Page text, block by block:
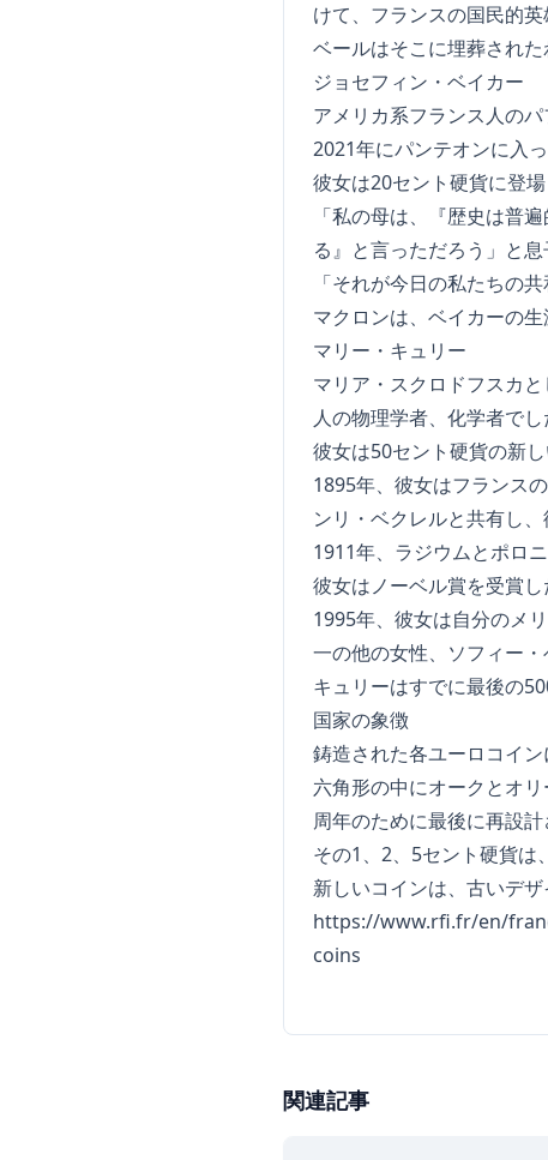
けて、フランスの国民的
ベールはそこに埋葬された
ジョセフィン・ベイカー
アメリカ系フランス人の
2021年にパンテオンに入
彼女は20セント硬貨に登場
「私の母は、『歴史は普
る』と言っただろう」と
「それが今日の私たちの
マクロンは、ベイカーの
マリー・キュリー
マリア・スクロドフスカ
人の物理学者、化学者でし
彼女は50セント硬貨の新し
1895年、彼女はフランス
ンリ・ベクレルと共有し
1911年、ラジウムとポロ
彼女はノーベル賞を受賞
1995年、彼女は自分のメ
一の他の女性、ソフィー
キュリーはすでに最後の
国家の象徴
鋳造された各ユーロコイ
六角形の中にオークとオ
周年のために最後に再設計
その1、2、5セント硬貨は
新しいコインは、古いデ
https://www.rfi.fr/en/
coins
関連記事